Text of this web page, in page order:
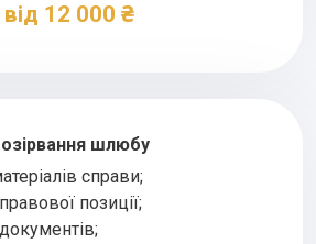
від 12 000 ₴
шлюбу
справи;
позиції;